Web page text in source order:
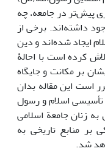
پیش‌تر در جامعه، چه
داشته‌اند. برخی از
ایجاد شده‌اند و دین
کرده است با احالۀ
بر مکانت و جایگاه
است این مقاله بدان
تأسیسی اسلام و رسول
زنان جامعة اسلامی
منابع تاریخی به
شد.